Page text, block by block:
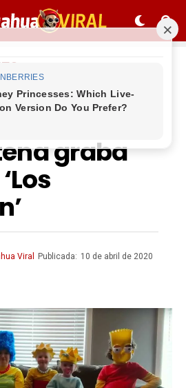
la
graba
Viral Publicada: 10 de abril de 2020